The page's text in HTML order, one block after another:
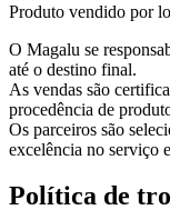
Produto vendido por
O Magalu se
até o destino final.
As vendas são
procedência de
Os parceiros são
excelência no serviço
Política de